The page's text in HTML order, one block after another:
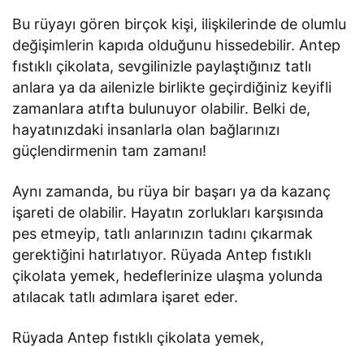
Bu rüyayı gören birçok kişi, ilişkilerinde de olumlu
değişimlerin kapıda olduğunu hissedebilir. Antep
fıstıklı çikolata, sevgilinizle paylaştığınız tatlı
anlara ya da ailenizle birlikte geçirdiğiniz keyifli
zamanlara atıfta bulunuyor olabilir. Belki de,
hayatınızdaki insanlarla olan bağlarınızı
güçlendirmenin tam zamanı!
Aynı zamanda, bu rüya bir başarı ya da kazanç
işareti de olabilir. Hayatın zorlukları karşısında
pes etmeyip, tatlı anlarınızın tadını çıkarmak
gerektiğini hatırlatıyor. Rüyada Antep fıstıklı
çikolata yemek, hedeflerinize ulaşma yolunda
atılacak tatlı adımlara işaret eder.
Rüyada Antep fıstıklı çikolata yemek,